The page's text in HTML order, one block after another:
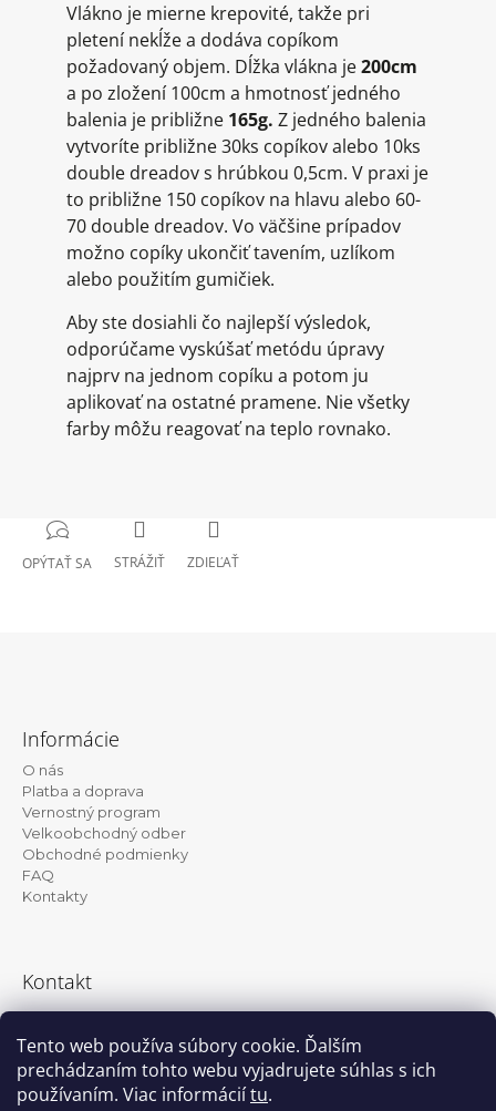
Tento web používa súbory cookie. Ďalším
prechádzaním tohto webu vyjadrujete súhlas s ich
používaním. Viac informáciítu.
Vlákno je mierne krepovité, takže pri
pletení nekĺže a dodáva copíkom
požadovaný objem. Dĺžka vlákna je200cm
a po zložení 100cm a hmotnosť jedného
balenia je približne 165g. Z jedného balenia
vytvoríte približne 30ks copíkov alebo 10ks
double dreadov s hrúbkou 0,5cm. V praxi je
to približne 150 copíkov na hlavu alebo 60-
70 double dreadov. Vo väčšine prípadov
možno copíky ukončiť tavením, uzlíkom
alebo použitím gumičiek.
Aby ste dosiahli čo najlepší výsledok,
odporúčame vyskúšať metódu úpravy
najprv na jednom copíku a potom ju
aplikovať na ostatné pramene. Nie všetky
farby môžu reagovať na teplo rovnako.
OPÝTAŤ SA STRÁŽIŤ ZDIEĽAŤ
Informácie
O nás
Platba a doprava
Vernostný program
Velkoobchodný odber
Obchodné podmienky
FAQ
Kontakty
Kontakt